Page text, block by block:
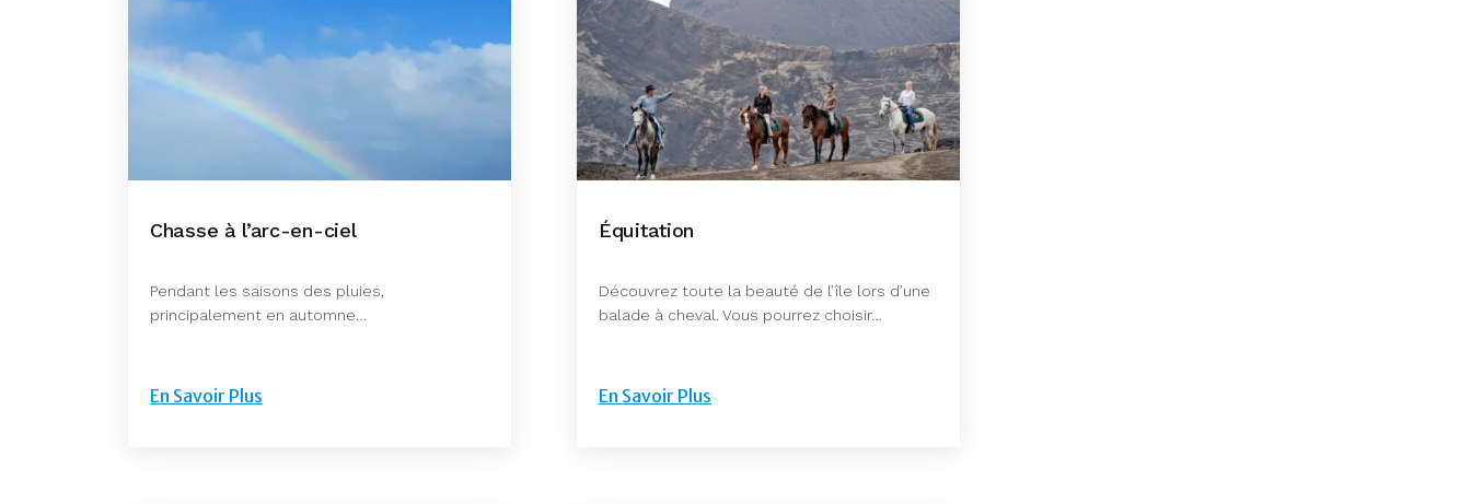
Chasse à l’arc-en-ciel
Pendant les saisons des pluies,
principalement en automne…
En Savoir Plus
Équitation
Découvrez toute la beauté de l’île lors d’une
balade à cheval. Vous pourrez choisir…
En Savoir Plus